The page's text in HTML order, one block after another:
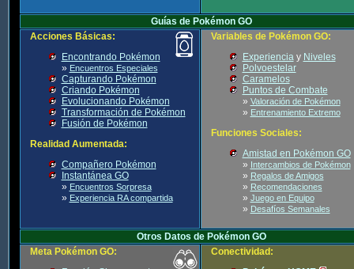
Guías de Pokémon GO
Acciones Básicas:
Encontrando Pokémon
» Encuentros Especiales
Capturando Pokémon
Criando Pokémon
Evolucionando Pokémon
Transformación de Pokémon
Fusión de Pokémon
Realidad Aumentada:
Compañero Pokémon
Instantánea GO
» Encuentros Sorpresa
» Experiencia RA compartida
Variables de Pokémon GO:
Experienciay Niveles
Polvoestelar
Caramelos
Puntos de Combate
» Valoración de Pokémon
» Entrenamiento Extremo
Funciones Sociales:
Amistad en Pokémon GO
» Intercambios de Pokémon
» Regalos de Amigos
» Recomendaciones
» Juego en Equipo
» Desafíos Semanales
Otros Datos de Pokémon GO
Meta Pokémon GO:
Conectividad: